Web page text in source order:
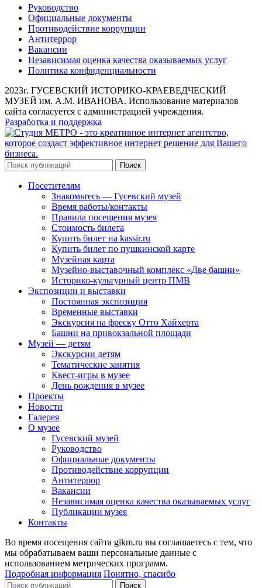
Руководство
Официальные документы
Противодействие коррупции
Антитеррор
Вакансии
Независимая оценка качества оказываемых услуг
Политика конфиденциальности
2023г. ГУСЕВСКИЙ ИСТОРИКО-КРАЕВЕДЧЕСКИЙ
МУЗЕЙ им. А.М. ИВАНОВА. Использование материалов
сайта согласуется с администрацией учреждения.
Разработка и поддержка
Поиск
Посетителям
Знакомьтесь — Гусевский музей
Время работы/контакты
Правила посещения музея
Стоимость билета
Купить билет на kassir.ru
Купить билет по пушкинской карте
Музейная карта
Музейно-выставочный комплекс «Две башни»
Историко-культурный центр ПМВ
Экспозиции и выставки
Постоянная экспозиция
Временные выставки
Экскурсия на фреску Отто Хайхерта
Башни на привокзальной площади
Музей — детям
Экскурсии детям
Тематические занятия
Квест-игры в музее
День рождения в музее
Проекты
Новости
Галерея
О музее
Гусевский музей
Руководство
Официальные документы
Противодействие коррупции
Антитеррор
Вакансии
Независимая оценка качества оказываемых услуг
Публикации музея
Контакты
Во время посещения сайта gikm.ru вы соглашаетесь с тем, что
мы обрабатываем ваши персональные данные с
использованием метрических программ.
Подробная информация Понятно, спасибо
Поиск